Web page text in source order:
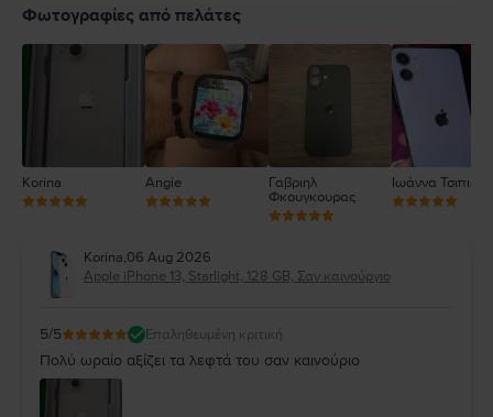
4
2
1
Φωτογραφίες από πελάτες
Korina Angie
Γαβριηλ
Φκουγκουρας
Ιωάννα
Korina,06 Aug 2026
Apple iPhone 13, Starlight, 128 GB, Σαν καινούργιο
5/5 Επαληθευμένη κριτική
Πολύ ωραίο αξίζει τα λεφτά του σαν καινούριο